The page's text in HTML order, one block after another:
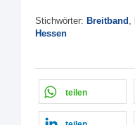
Stichwörter: Breitband ,
Hessen
teilen